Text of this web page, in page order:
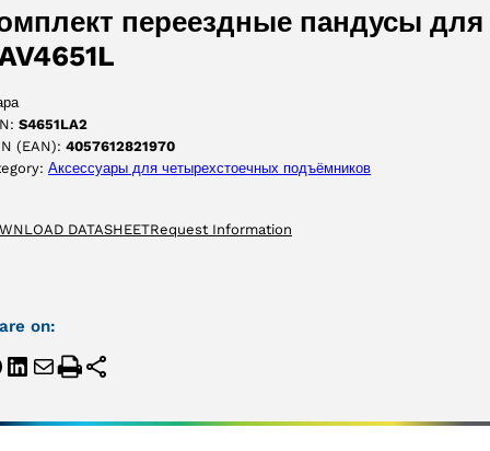
переездные пандусы для
S4651LA2
(EAN): 4057612821970
Аксессуары для четырехстоечных подъёмников
DATASHEETRequest Information
on:
ПРИНЯТЬ